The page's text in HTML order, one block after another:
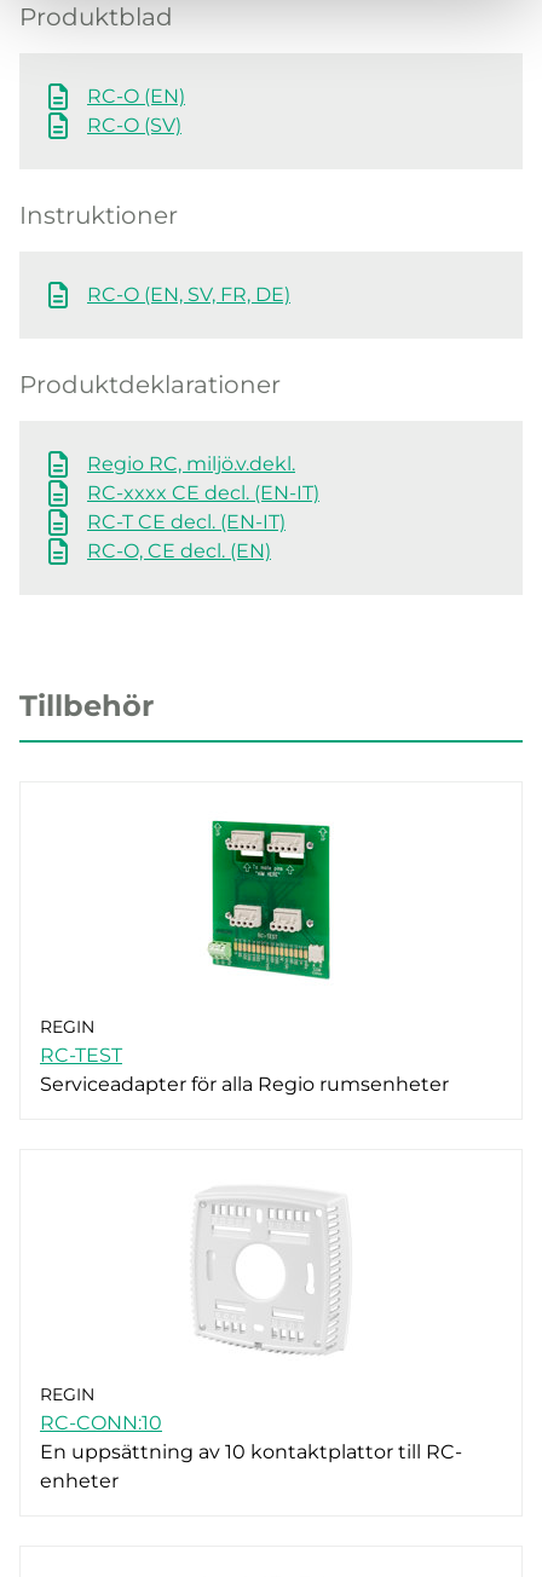
Produktblad
RC-O (EN)
RC-O (SV)
Instruktioner
RC-O (EN, SV, FR, DE)
Produktdeklarationer
Regio RC, miljö.v.dekl.
RC-xxxx CE decl. (EN-IT)
RC-T CE decl. (EN-IT)
RC-O, CE decl. (EN)
Tillbehör
REGIN
RC-TEST
Serviceadapter för alla Regio rumsenheter
REGIN
RC-CONN:10
En uppsättning av 10 kontaktplattor till RC-
enheter